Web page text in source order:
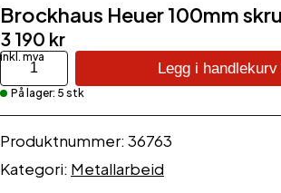
Brockhaus Heuer 100mm
3 190 kr
Brockhaus
Heuer
100mm
skrustikke
antall
Legg i handlekurv
På lager: 5 stk
Produktnummer:36763
Kategori: Metallarbeid